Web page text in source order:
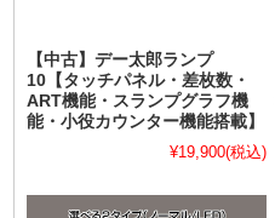
【中古】デー太郎ランプ
10【タッチパネル・差枚数・
ART機能・スランプグラフ機
能・小役カウンター機能搭載】
¥19,900(税込)